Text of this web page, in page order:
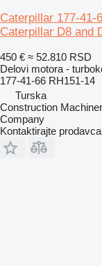
Caterpillar 177-41-
Caterpillar D8 and
450 € ≈ 52.810 RSD
Delovi motora -
177-41-66 RH151-14
Turska
Construction
Company
Kontaktirajte prodavca